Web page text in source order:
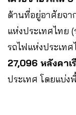
ด้านที่อยู่อาศัยจา
แห่งประเทศไทย
รถไฟแห่งประเท
27,096 หลังคา
ประเทศ โดยแบ่ง